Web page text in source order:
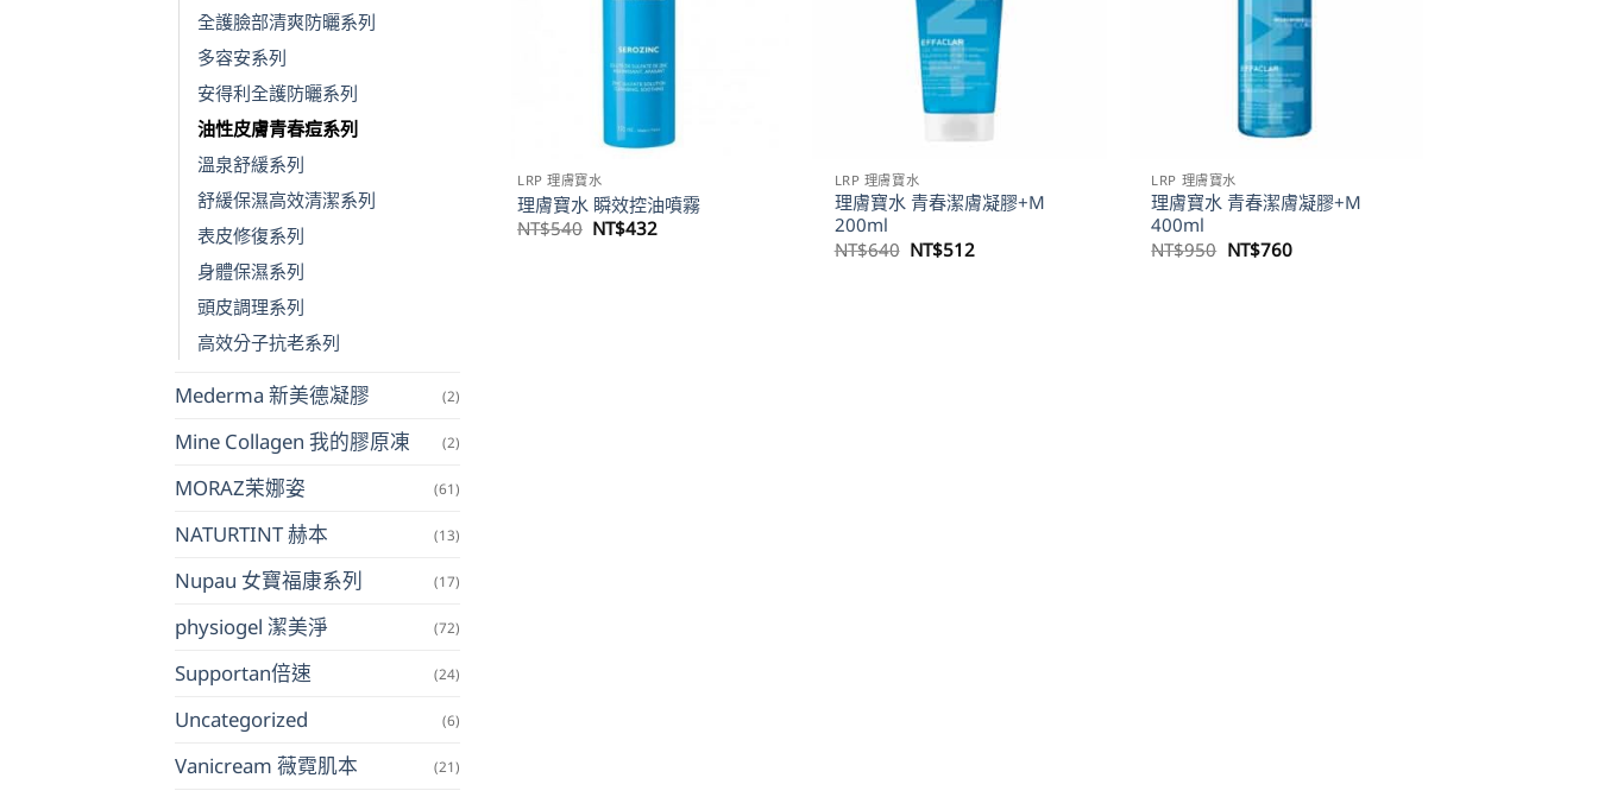
全護臉部清爽防曬系列
多容安系列
安得利全護防曬系列
油性皮膚青春痘系列
溫泉舒緩系列
舒緩保濕高效清潔系列
表皮修復系列
身體保濕系列
頭皮調理系列
高效分子抗老系列
Mederma 新美德凝膠 (2)
Mine Collagen 我的膠原凍 (2)
MORAZ茉娜姿 (61)
NATURTINT 赫本 (13)
Nupau 女寶福康系列 (17)
physiogel 潔美淨 (72)
Supportan倍速 (24)
Uncategorized (6)
Vanicream 薇霓肌本 (21)
LRP 理膚寶水
理膚寶水 瞬效控油噴霧
NT$540 原
NT$432目
LRP 理膚寶水
理膚寶水 青春潔膚凝膠+M
200ml
NT$640 原
NT$512
LRP 理膚寶水
理膚寶水 青春潔膚凝膠+M
400ml
NT$950 原
NT$760目